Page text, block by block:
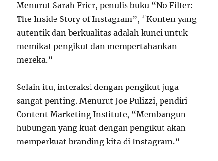
Menurut Sarah Frier, penulis buku “No Filter:
The Inside Story of Instagram”, “Konten yang
autentik dan berkualitas adalah kunci untuk
memikat pengikut dan mempertahankan
mereka.”
Selain itu, interaksi dengan pengikut juga
sangat penting. Menurut Joe Pulizzi, pendiri
Content Marketing Institute, “Membangun
hubungan yang kuat dengan pengikut akan
memperkuat branding kita di Instagram.”